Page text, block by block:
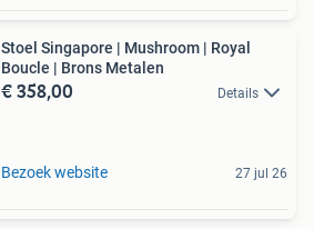
Stoel Singapore | Mushroom | Royal
Boucle | Brons Metalen
€ 358,00 Details
Bezoek website 27 jul 26